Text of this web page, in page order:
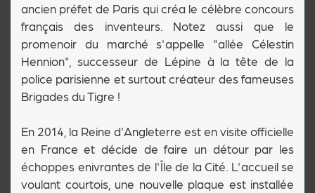
ancien préfet de Paris qui créa le célèbre concours
français des inventeurs. Notez aussi que le
promenoir du marché s'appelle "allée Célestin
Hennion", successeur de Lépine à la tête de la
police parisienne et surtout créateur des fameuses
Brigades du Tigre !
En 2014, la Reine d'Angleterre est en visite officielle
en France et décide de faire un détour par les
échoppes enivrantes de l'Île de la Cité. L'accueil se
voulant courtois, une nouvelle plaque est installée